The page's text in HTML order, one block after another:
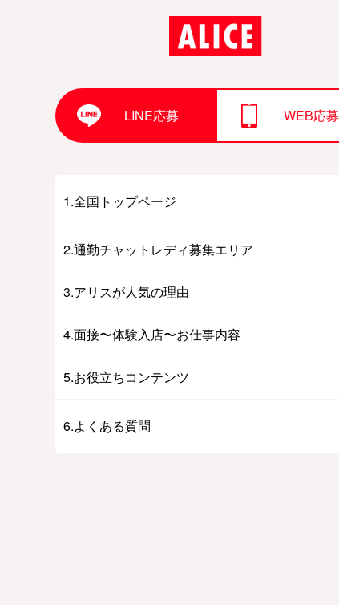
LINE応募 WEB応募
1.全国トップページ
2.通勤チャットレディ募集エリア
3.アリスが人気の理由
4.面接〜体験入店〜お仕事内容
5.お役立ちコンテンツ
6.よくある質問